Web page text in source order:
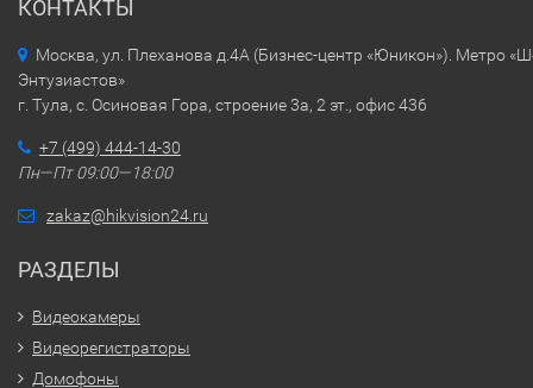
КОНТАКТЫ
Москва, ул. Плеханова д.4А (Бизнес-центр «Юникон»). Метро
Энтузиастов»
г. Тула, с. Осиновая Гора, строение 3а, 2 эт., офис 436
+7 (499) 444-14-30
Пн—Пт 09:00—18:00
zakaz@hikvision24.ru
РАЗДЕЛЫ
Видеокамеры
Видеорегистраторы
Домофоны